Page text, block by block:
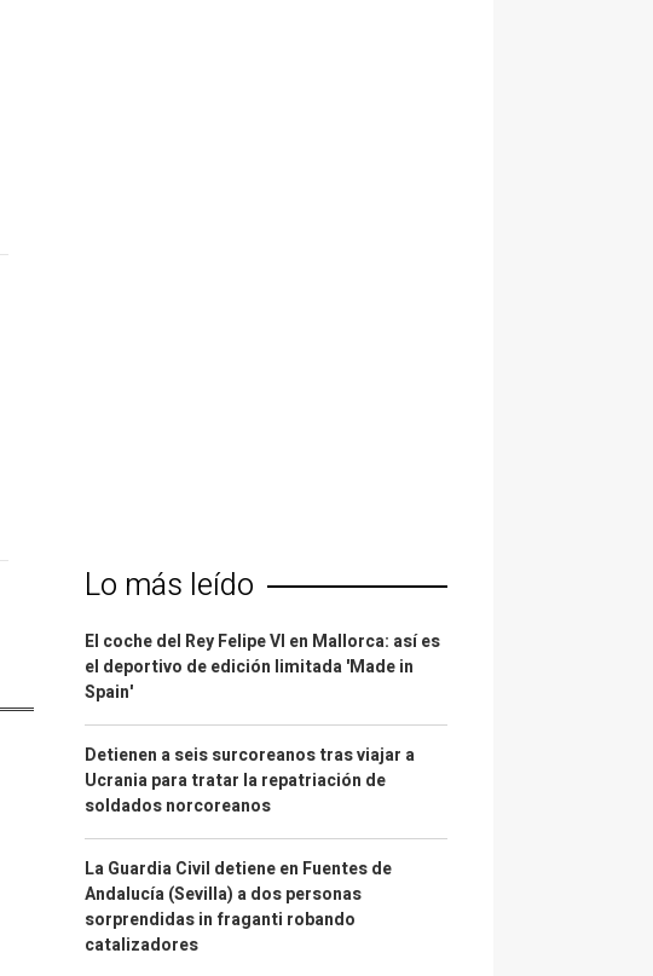
Lo más leído
El coche del Rey Felipe VI en Mallorca: así es
el deportivo de edición limitada 'Made in
Spain'
Detienen a seis surcoreanos tras viajar a
Ucrania para tratar la repatriación de
soldados norcoreanos
La Guardia Civil detiene en Fuentes de
Andalucía (Sevilla) a dos personas
sorprendidas in fraganti robando
catalizadores